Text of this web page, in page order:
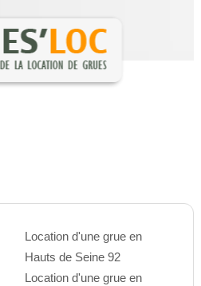
Location d'une grue en
Hauts de Seine 92
Location d'une grue en